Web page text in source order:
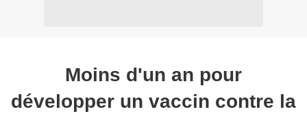
Moins d'un an pour
développer un vaccin contre la